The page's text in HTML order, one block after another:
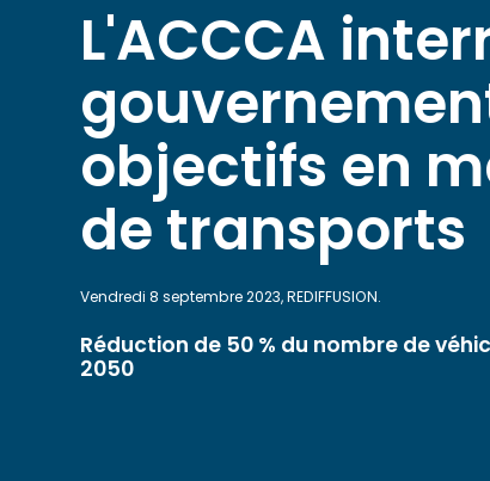
L'ACCCA
objectifs en
de transports
Vendredi 8 septembre 2023, REDIFFUSION.
Réduction de 50 % du nombre de
2050